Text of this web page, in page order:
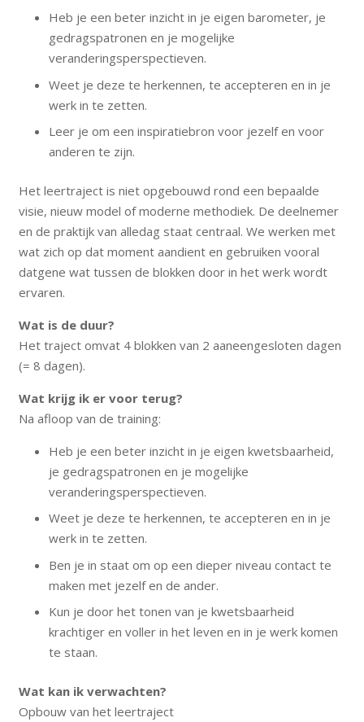
Heb je een beter inzicht in je eigen barometer, je
gedragspatronen en je mogelijke
veranderingsperspectieven.
Weet je deze te herkennen, te accepteren en in je
werk in te zetten.
Leer je om een inspiratiebron voor jezelf en voor
anderen te zijn.
Het leertraject is niet opgebouwd rond een bepaalde
visie, nieuw model of moderne methodiek. De deelnemer
en de praktijk van alledag staat centraal. We werken met
wat zich op dat moment aandient en gebruiken vooral
datgene wat tussen de blokken door in het werk wordt
ervaren.
Wat is de duur?
Het traject omvat 4 blokken van 2 aaneengesloten dagen
(= 8 dagen).
Wat krijg ik er voor terug?
Na afloop van de training:
Heb je een beter inzicht in je eigen kwetsbaarheid,
je gedragspatronen en je mogelijke
veranderingsperspectieven.
Weet je deze te herkennen, te accepteren en in je
werk in te zetten.
Ben je in staat om op een dieper niveau contact te
maken met jezelf en de ander.
Kun je door het tonen van je kwetsbaarheid
krachtiger en voller in het leven en in je werk komen
te staan.
Wat kan ik verwachten?
Opbouw van het leertraject